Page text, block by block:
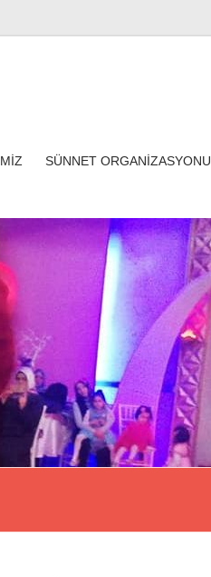
SÜNNET ORGANİZASYONU